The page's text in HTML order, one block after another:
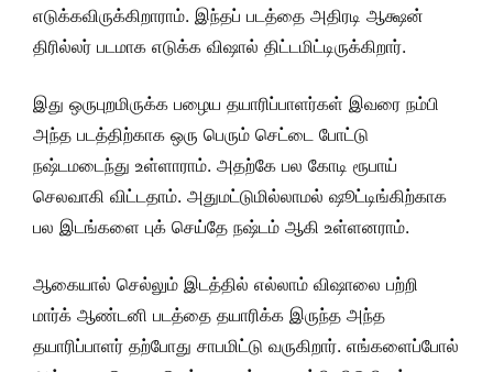
எடுக்கவிருக்கிறாராம். இந்தப் படத்தை அதிரடி ஆக்ஷன்
திரில்லர் படமாக எடுக்க விஷால் திட்டமிட்டிருக்கிறார்.
இது ஒருபுறமிருக்க பழைய தயாரிப்பாளர்கள் இவரை நம்பி
அந்த படத்திற்காக ஒரு பெரும் செட்டை போட்டு
நஷ்டமடைந்து உள்ளாராம். அதற்கே பல கோடி ரூபாய்
செலவாகி விட்டதாம். அதுமட்டுமில்லாமல் ஷூட்டிங்கிற்காக
பல இடங்களை புக் செய்தே நஷ்டம் ஆகி உள்ளனராம்.
ஆகையால் செல்லும் இடத்தில் எல்லாம் விஷாலை பற்றி
மார்க் ஆண்டனி படத்தை தயாரிக்க இருந்த அந்த
தயாரிப்பாளர் தற்போது சாபமிட்டு வருகிறார். எங்களைப்போல்